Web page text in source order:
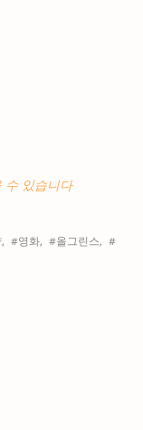
수 있습니다
#영화, #올그린스, #